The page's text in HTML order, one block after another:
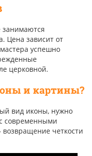
занимаются
Цена зависит от
успешно
церковной.
и картины?
вид иконы, нужно
современными
возвращение четкости